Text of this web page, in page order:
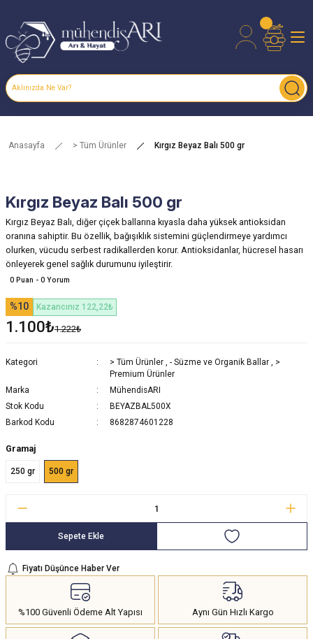
Anasayfa > Tüm Ürünler Kırgız Beyaz Balı 500 gr
Kırgız Beyaz Balı 500 gr
Kırgız Beyaz Balı, diğer çiçek ballarına kıyasla daha yüksek antioksidan
oranına sahiptir. Bu özellik, bağışıklık sistemini güçlendirmeye yardımcı
olurken, vücudu serbest radikallerden korur. Antioksidanlar, hücresel hasarı
önleyerek genel sağlık durumunu iyileştirir.
0 Puan - 0 Yorum
%10 Kazancınız 122,22₺
1.100₺1.222₺
Kategori > Tüm Ürünler , - Süzme ve Organik Ballar , >
Premium Ürünler
Marka
MühendisARI
Stok Kodu
BEYAZBAL500X
Barkod Kodu
8682874601228
Gramaj
250 gr 500 gr
Sepete Ekle
Fiyatı Düşünce Haber Ver
%100 Güvenli Ödeme Alt Yapısı Aynı Gün Hızlı Kargo